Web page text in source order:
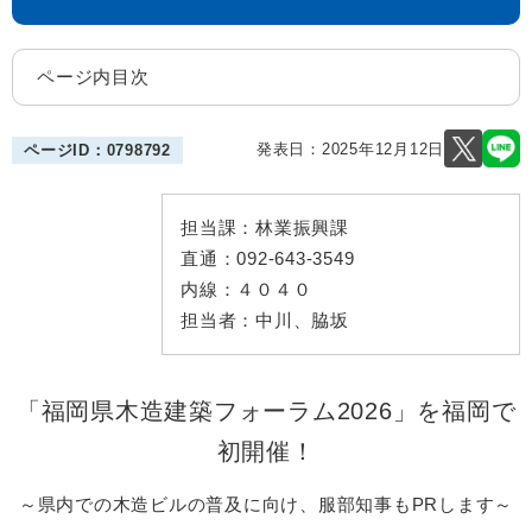
ページ内目次
ページID：0798792 発表日： 2025年12月12日
担当課： 林業振興課
直通：092-643-3549
内線： ４０４０
担当者： 中川、脇坂
「福岡県木造建築フォーラム2026」を福岡で
初開催！
～県内での木造ビルの普及に向け、服部知事もPRします～